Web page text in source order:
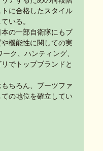
に合格したスタイル
いる。
の一部自衛隊にもブ
機能性に関しての実
ク、ハンティング、
でトップブランドと
ちろん、ブーツファ
の地位を確立してい